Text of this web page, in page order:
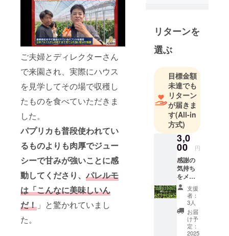
ご夫婦とディレクターさん
で来園され、実際にハウス
を見学してその場で収穫し
たものを食べていただきま
した。
パプリカも普段使われてい
るものよりも肉厚でジュー
シーで甘みが強いことに感
動してくださり、 パレルモ
は「こんなに美味しいん
だ！ 」と驚かれていまし
た。
栽培の楽し
さを知りま
した。
を経て、新
規就農して5
年目です。
長野県松本
市で、パプ
リカとパレ
ルモを中心
にハウスで
栽培してい
ます。
全くの新規
就農なの
で、ハサミ1
つから買わ
なくてはい
リターンを
選ぶ
目標金額
未達でも
リターン
が届きま
す(All-in
方式)
3,0
00 円
感謝の
気持ち
をメー
ルにて
お届け
いたし
ます！
支援
者：
3人
お届
け予
定：
2025